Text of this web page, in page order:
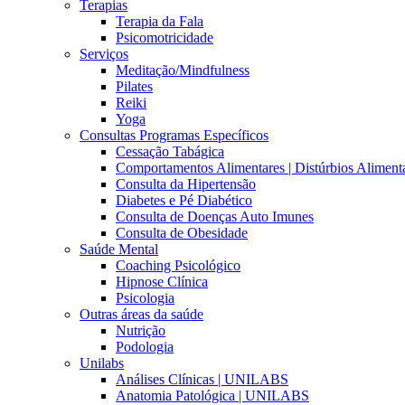
Terapias
Terapia da Fala
Psicomotricidade
Serviços
Meditação/Mindfulness
Pilates
Reiki
Yoga
Consultas Programas Específicos
Cessação Tabágica
Comportamentos Alimentares | Distúrbios
Consulta da Hipertensão
Diabetes e Pé Diabético
Consulta de Doenças Auto Imunes
Consulta de Obesidade
Saúde Mental
Coaching Psicológico
Hipnose Clínica
Psicologia
Outras áreas da saúde
Nutrição
Podologia
Unilabs
Análises Clínicas | UNILABS
Anatomia Patológica | UNILABS